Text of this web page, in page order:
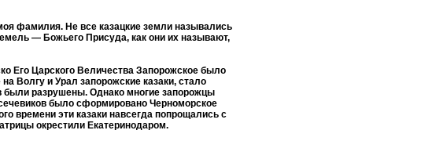
фамилия. Не все казацкие земли назывались
— Божьего Присуда, как они их называют,
Его Царского Величества Запорожское было
Волгу и Урал запорожские казаки, стало
были разрушены. Однако многие запорожцы
было сформировано Черноморское
времени эти казаки навсегда попрощались с
окрестили Екатеринодаром.